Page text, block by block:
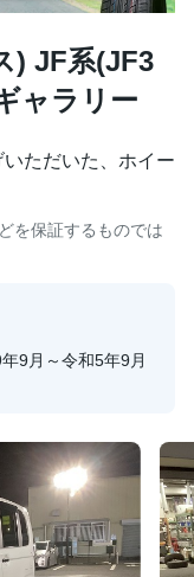
) JF系(JF3
ャラリー
ただいた、ホイー
を保証するものでは
9月～令和5年9月